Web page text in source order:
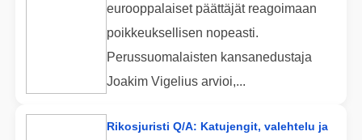
eurooppalaiset päättäjät reagoimaan
poikkeuksellisen nopeasti.
Perussuomalaisten kansanedustaja
Joakim Vigelius arvioi,...
Rikosjuristi Q/A: Katujengit, valehtelu ja